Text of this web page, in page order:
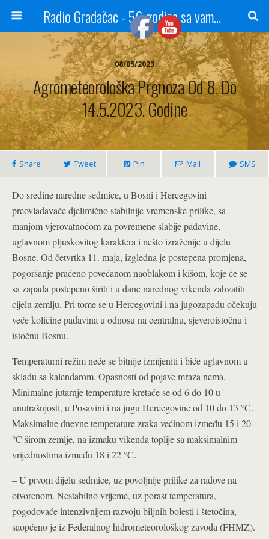
Radio Gradačac - 56 godina sa vama...
08/05/2023
Agrometeorološka Prgnoza Od 8. Do
14.5.2023. Godine
Share Tweet Pin Mail SMS
Do sredine naredne sedmice, u Bosni i Hercegovini
preovladavaće djelimično stabilnije vremenske prilike, sa
manjom vjerovatnoćom za povremene slabije padavine,
uglavnom pljuskovitog karaktera i nešto izraženije u dijelu
Bosne. Od četvrtka 11. maja, izgledna je postepena promjena,
pogoršanje praćeno povećanom naoblakom i kišom, koje će se
sa zapada postepeno širiti i u dane narednog vikenda zahvatiti
cijelu zemlju. Pri tome se u Hercegovini i na jugozapadu očekuju
veće količine padavina u odnosu na centralnu, sjeveroistočnu i
istočnu Bosnu.
Temperaturni režim neće se bitnije izmijeniti i biće uglavnom u
skladu sa kalendarom. Opasnosti od pojave mraza nema.
Minimalne jutarnje temperature kretaće se od 6 do 10 u
unutrašnjosti, u Posavini i na jugu Hercegovine od 10 do 13 °C.
Maksimalne dnevne temperature zraka većinom između 15 i 20
°C širom zemlje, na izmaku vikenda toplije sa maksimalnim
vrijednostima između 18 i 22 °C.
– U prvom dijelu sedmice, uz povoljnije prilike za radove na
otvorenom. Nestabilno vrijeme, uz porast temperatura,
pogodovaće intenzivnijem razvoju biljnih bolesti i štetočina,
saopćeno je iz Federalnog hidrometeorološkog zavoda (FHMZ).